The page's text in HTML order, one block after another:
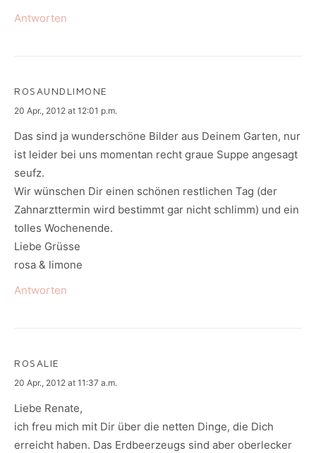
Antworten
ROSAUNDLIMONE
says:
20 Apr., 2012 at 12:01 p.m.
Das sind ja wunderschöne Bilder aus Deinem Garten, nur
ist leider bei uns momentan recht graue Suppe angesagt
seufz.
Wir wünschen Dir einen schönen restlichen Tag (der
Zahnarzttermin wird bestimmt gar nicht schlimm) und ein
tolles Wochenende.
Liebe Grüsse
rosa & limone
Antworten
ROSALIE
says:
20 Apr., 2012 at 11:37 a.m.
Liebe Renate,
ich freu mich mit Dir über die netten Dinge, die Dich
erreicht haben. Das Erdbeerzeugs sind aber oberlecker